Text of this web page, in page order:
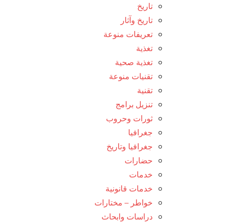
تاريخ
تاريخ وآثار
تعريفات منوعة
تغذية
تغذية صحية
تقنيات منوعة
تقنية
تنزيل برامج
ثورات وحروب
جغرافيا
جغرافيا وتاريخ
حضارات
خدمات
خدمات قانونية
خواطر – مختارات
دراسات وابحاث